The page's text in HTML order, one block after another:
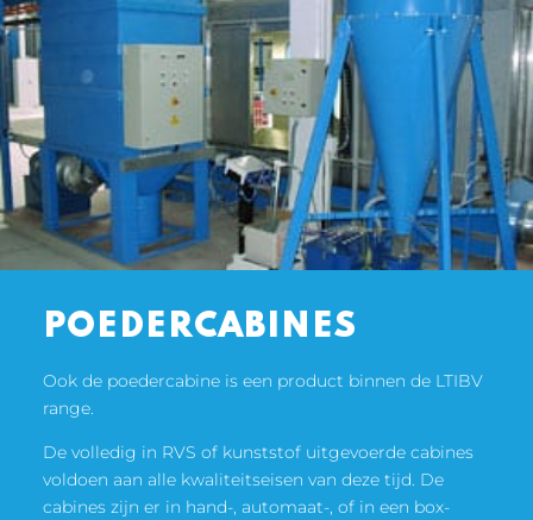
POEDERCABINES
Ook de poedercabine is een product binnen de LTIBV
range.
De volledig in RVS of kunststof uitgevoerde cabines
voldoen aan alle kwaliteitseisen van deze tijd. De
cabines zijn er in hand-, automaat-, of in een box-